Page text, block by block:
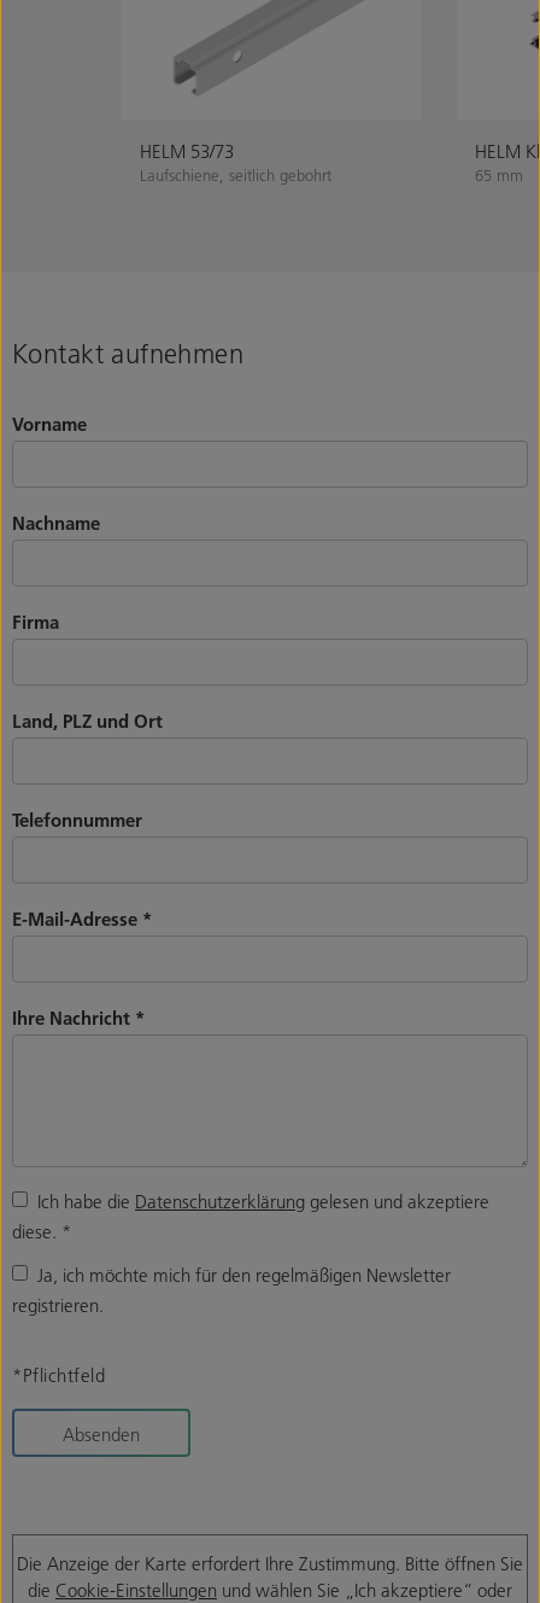
HELM 53/73
Laufschiene, seitlich gebohrt
HELM
65 mm
Kontakt aufnehmen
Vorname
Nachname
Firma
Land, PLZ und Ort
Telefonnummer
E-Mail-Adresse *
Ihre Nachricht *
Ich habe die Datenschutzerklärung gelesen und akzeptiere
diese. *
Ja, ich möchte mich für den regelmäßigen Newsletter
registrieren.
*Pflichtfeld
Absenden
Die Anzeige der Karte erfordert Ihre Zustimmung. Bitte öffnen Sie
die Cookie-Einstellungen und wählen Sie „Ich akzeptiere“ oder